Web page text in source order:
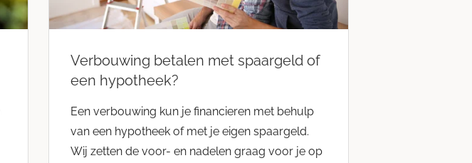
Verbouwing betalen met spaargeld of
een hypotheek?
Een verbouwing kun je financieren met behulp
van een hypotheek of met je eigen spaargeld.
Wij zetten de voor- en nadelen graag voor je op